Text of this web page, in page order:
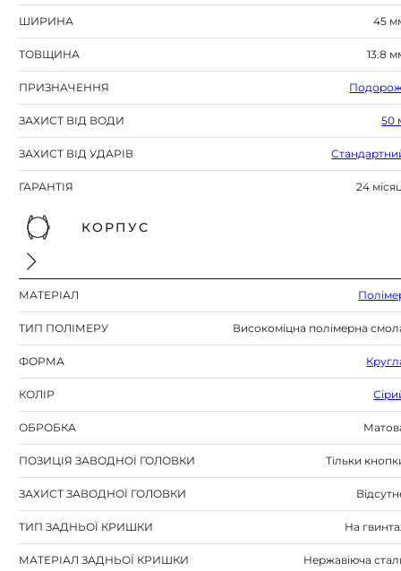
ШИРИНА 45
ТОВЩИНА 13.8
ПРИЗНАЧЕННЯ
ЗАХИСТ ВІД ВОДИ 50
ЗАХИСТ ВІД УДАРІВ
ГАРАНТІЯ 24
КОРПУС
МАТЕРІАЛ
ТИП ПОЛІМЕРУ Високоміцна полімерна
ФОРМА
КОЛІР
ОБРОБКА
ПОЗИЦІЯ ЗАВОДНОЇ ГОЛОВКИ Тільки
ЗАХИСТ ЗАВОДНОЇ ГОЛОВКИ
ТИП ЗАДНЬОЇ КРИШКИ На
МАТЕРІАЛ ЗАДНЬОЇ КРИШКИ Нержавіюча